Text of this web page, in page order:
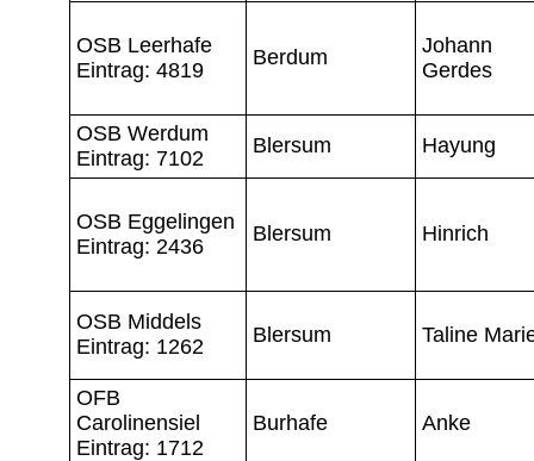
OSB Leerhafe
Eintrag: 4819
Berdum
Johann
Gerdes
OSB Werdum
Eintrag: 7102
Blersum Hayung
OSB Eggelingen
Eintrag: 2436
Blersum Hinrich
OSB Middels
Eintrag: 1262
Blersum Taline
OFB
Carolinensiel
Eintrag: 1712
Burhafe Anke